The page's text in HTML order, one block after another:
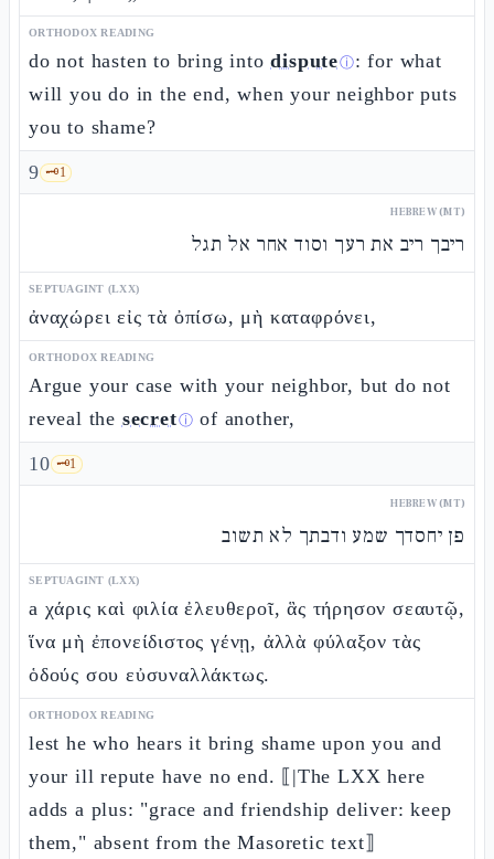
ORTHODOX READING
do not hasten to bring intodisputeⓘ: for what
will you do in the end, when your neighbor puts
you to shame?
9 🗝️1
HEBREW (MT)
ריבך ריב את רעך וסוד אחר אל תגל
SEPTUAGINT (LXX)
ἀναχώρει εἰς τὰ ὀπίσω, μὴ καταφρόνει,
ORTHODOX READING
Argue your case with your neighbor, but do not
reveal the secretⓘ of another,
10 🗝️1
HEBREW (MT)
פן יחסדך שמע ודבתך לא תשוב
SEPTUAGINT (LXX)
a χάρις καὶ φιλία ἐλευθεροῖ, ἃς τήρησον σεαυτῷ,
ἵνα μὴ ἐπονείδιστος γένῃ, ἀλλὰ φύλαξον τὰς
ὁδούς σου εὐσυναλλάκτως.
ORTHODOX READING
lest he who hears it bring shame upon you and
your ill repute have no end. ⟦|The LXX here
adds a plus: "grace and friendship deliver: keep
them," absent from the Masoretic text⟧